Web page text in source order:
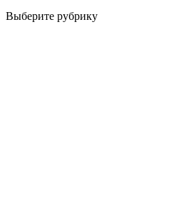
Выберите рубрику